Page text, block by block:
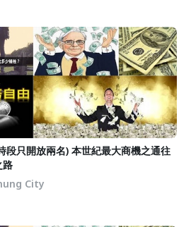
段只開放兩名) 本世紀最大商機之通往
路
City